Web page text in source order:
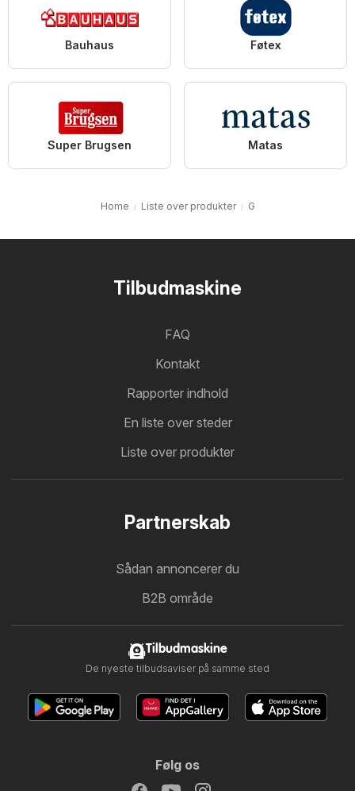
Bauhaus Føtex
Super Brugsen Matas
Home Liste over produkter G
Tilbudmaskine
FAQ
Kontakt
Rapporter indhold
En liste over steder
Liste over produkter
Partnerskab
Sådan annoncerer du
B2B område
Tilbudmaskine
De nyeste tilbudsaviser på samme sted
Følg os